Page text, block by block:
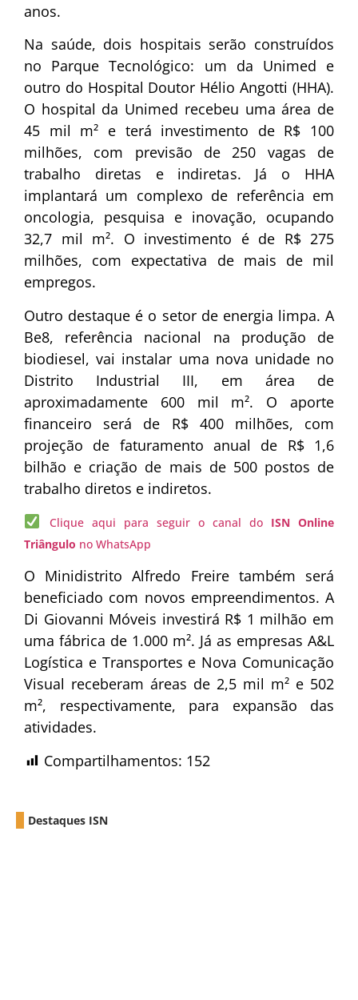
anos.
Na saúde, dois hospitais serão construídos
no Parque Tecnológico: um da Unimed e
outro do Hospital Doutor Hélio Angotti (HHA).
O hospital da Unimed recebeu uma área de
45 mil m² e terá investimento de R$ 100
milhões, com previsão de 250 vagas de
trabalho diretas e indiretas. Já o HHA
implantará um complexo de referência em
oncologia, pesquisa e inovação, ocupando
32,7 mil m². O investimento é de R$ 275
milhões, com expectativa de mais de mil
empregos.
Outro destaque é o setor de energia limpa. A
Be8, referência nacional na produção de
biodiesel, vai instalar uma nova unidade no
Distrito Industrial III, em área de
aproximadamente 600 mil m². O aporte
financeiro será de R$ 400 milhões, com
projeção de faturamento anual de R$ 1,6
bilhão e criação de mais de 500 postos de
trabalho diretos e indiretos.
Clique aqui para seguir o canal do ISN Online
Triângulo no WhatsApp
O Minidistrito Alfredo Freire também será
beneficiado com novos empreendimentos. A
Di Giovanni Móveis investirá R$ 1 milhão em
uma fábrica de 1.000 m². Já as empresas A&L
Logística e Transportes e Nova Comunicação
Visual receberam áreas de 2,5 mil m² e 502
m², respectivamente, para expansão das
atividades.
Compartilhamentos: 152
Destaques ISN